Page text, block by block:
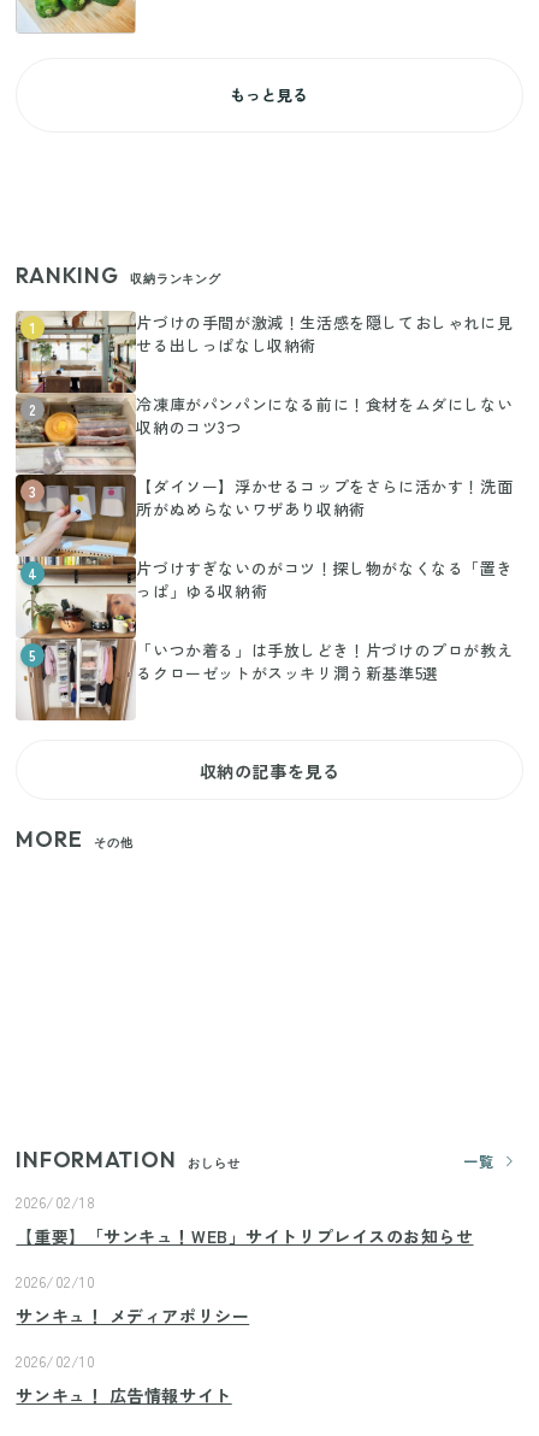
もっと見る
RANKING 収納ランキング
1
片づけの手間が激減！生活感を隠しておしゃれに見
せる出しっぱなし収納術
2
冷凍庫がパンパンになる前に！食材をムダにしない
収納のコツ3つ
3
【ダイソー】浮かせるコップをさらに活かす！洗面
所がぬめらないワザあり収納術
4
片づけすぎないのがコツ！探し物がなくなる「置き
っぱ」ゆる収納術
5
「いつか着る」は手放しどき！片づけのプロが教え
るクローゼットがスッキリ潤う新基準5選
収納の記事を見る
MORE その他
INFORMATION おしらせ
一覧
2026/02/18
【重要】「サンキュ！WEB」サイトリプレイスのお知らせ
2026/02/10
サンキュ！ メディアポリシー
2026/02/10
サンキュ！ 広告情報サイト